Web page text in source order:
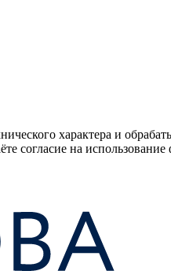
характера и
согласие на